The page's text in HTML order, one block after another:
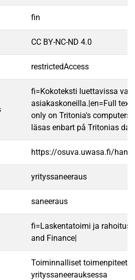
fin
CC BY-NC-ND 4.0
restrictedAccess
fi=Kokoteksti luettavissa
asiakaskoneilla.|en=Full text
only on Tritonia's
läsas enbart på Tritonias
https://osuva.uwasa.fi/
yrityssaneeraus
saneeraus
fi=Laskentatoimi ja
and Finance|
Toiminnalliset toimenpiteet
yrityssaneerauksessa